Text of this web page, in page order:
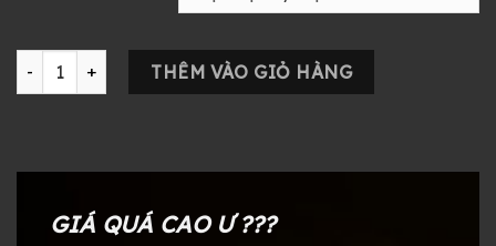
Tai Nghe Beyerdynamic DT 880 Edition - 32 Omh số lượng
THÊM VÀO GIỎ HÀNG
GIÁ QUÁ CAO Ư ???